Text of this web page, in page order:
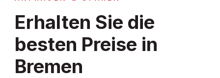
Erhalten Sie die
besten Preise in
Bremen